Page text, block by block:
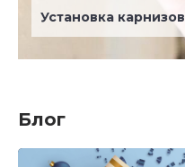
Установка карнизов
Блог